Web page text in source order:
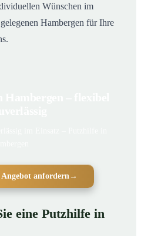
Wünschen im
Hambergen für Ihre
Angebot anfordern →
eine Putzhilfe in